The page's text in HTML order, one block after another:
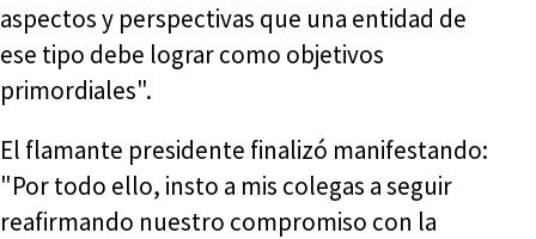
aspectos y perspectivas que una entidad de
ese tipo debe lograr como objetivos
primordiales".
El flamante presidente finalizó manifestando:
"Por todo ello, insto a mis colegas a seguir
reafirmando nuestro compromiso con la